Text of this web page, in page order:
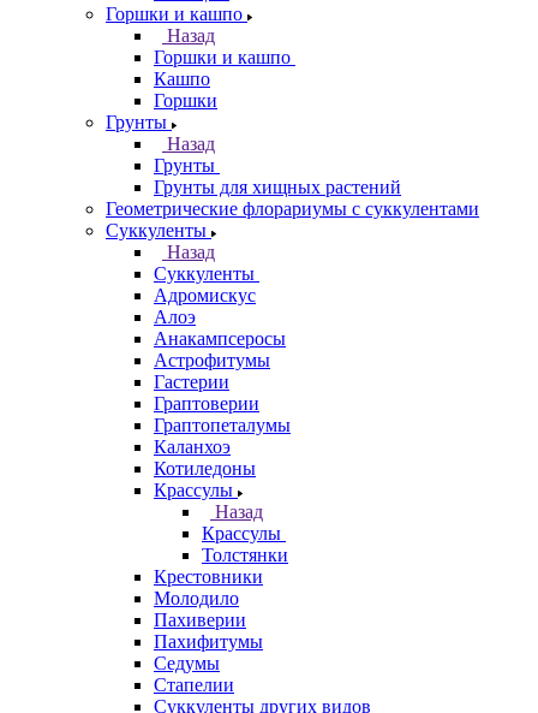
Горшки и кашпо
Назад
Горшки и кашпо
Кашпо
Горшки
Грунты
Назад
Грунты
Грунты для хищных растений
Геометрические флорариумы с суккулентами
Суккуленты
Назад
Суккуленты
Адромискус
Алоэ
Анакампсеросы
Астрофитумы
Гастерии
Граптоверии
Граптопеталумы
Каланхоэ
Котиледоны
Крассулы
Назад
Крассулы
Толстянки
Крестовники
Молодило
Пахиверии
Пахифитумы
Седумы
Стапелии
Суккуленты других видов